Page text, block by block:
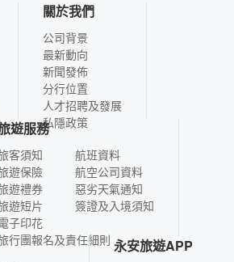
關於我們
公司背景
最新動向
新聞發佈
分行位置
人才招聘及發展
私隱政策
遊服務
客須知
遊保險
遊禮券
遊短片
子印花
航班資料
航空公司資料
惡劣天氣通知
簽證及入境須知
行團報名及責任細則 永安旅遊APP